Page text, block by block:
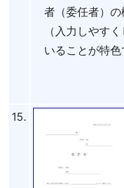
者（委任者）
（入力しやす
いることが特色
15.